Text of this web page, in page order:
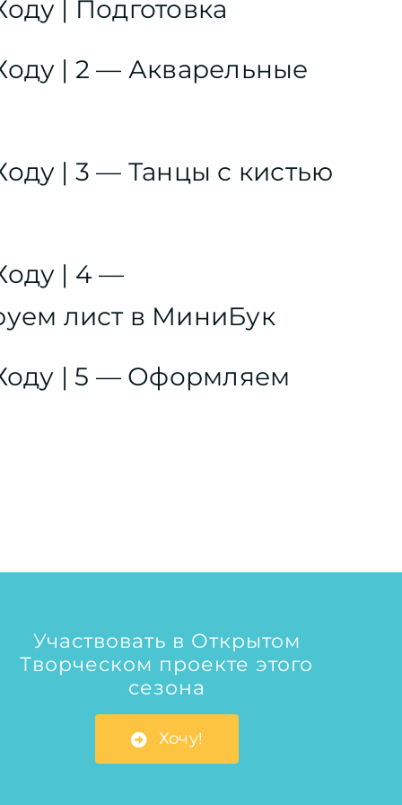
| Подготовка
| 2 — Акварельные
| 3 — Танцы с кистью
| 4 —
лист в МиниБук
| 5 — Оформляем
Участвовать в Открытом
Творческом проекте этого
сезона
Хочу!